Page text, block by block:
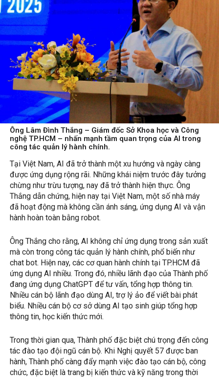
Ông Lâm Đình Thắng – Giám đốc Sở Khoa học và Công
nghệ TP.HCM – nhấn mạnh tầm quan trọng của AI trong
công tác quản lý hành chính.
Tại Việt Nam, AI đã trở thành một xu hướng và ngày càng
được ứng dụng rộng rãi. Những khái niệm trước đây tưởng
chừng như trừu tượng, nay đã trở thành hiện thực. Ông
Thắng dẫn chứng, hiện nay tại Việt Nam, một số nhà máy
đã hoạt động mà không cần ánh sáng, ứng dụng AI và vận
hành hoàn toàn bằng robot.
Ông Thắng cho rằng, AI không chỉ ứng dụng trong sản xuất
mà còn trong công tác quản lý hành chính, phổ biến như
chat bot. Hiện nay, các cơ quan hành chính tại TP.HCM đã
ứng dụng AI nhiều. Trong đó, nhiều lãnh đạo của Thành phố
đang ứng dụng ChatGPT để tư vấn, tổng hợp thông tin.
Nhiều cán bộ lãnh đạo dùng AI, trợ lý ảo để viết bài phát
biểu. Nhiều cán bộ cơ sở dùng AI tạo sinh giúp tổng hợp
thông tin, học kiến thức mới.
Trong thời gian qua, Thành phố đặc biệt chú trọng đến công
tác đào tạo đội ngũ cán bộ. Khi Nghị quyết 57 được ban
hành, Thành phố càng đẩy mạnh việc đào tạo cán bộ, công
chức, đặc biệt là trang bị kiến thức và kỹ năng trong thời